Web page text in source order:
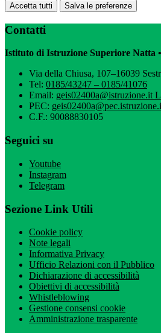
Accetta tutti Salva le preferenze
Contatti
Istituto di Istruzione Superiore Natta
Via della Chiusa, 107–16039
Tel: 0185/43247 – 0185/41076
Email: geis02400a@istruzione.it
PEC:
C.F.: 90088830105
Seguici su
Youtube
Instagram
Telegram
Sezione Link Utili
Cookie policy
Note legali
Informativa Privacy
Ufficio Relazioni con il Pubblico
Dichiarazione di accessibilità
Obiettivi di accessibilità
Whistleblowing
Gestione consensi cookie
Amministrazione trasparente